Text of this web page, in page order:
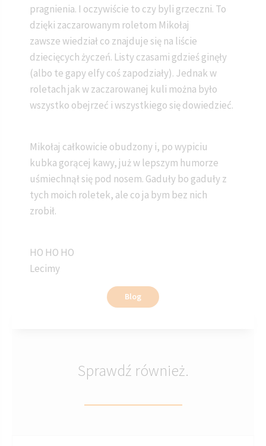
pragnienia. I oczywiście to czy byli grzeczni. To
dzięki zaczarowanym roletom Mikołaj
zawsze wiedział co znajduje się na liście
dziecięcych życzeń. Listy czasami gdzieś ginęły
(albo te gapy elfy coś zapodziały). Jednak w
roletach jak w zaczarowanej kuli można było
wszystko obejrzeć i wszystkiego się dowiedzieć.
Mikołaj całkowicie obudzony i, po wypiciu
kubka gorącej kawy, już w lepszym humorze
uśmiechnął się pod nosem. Gaduły bo gaduły z
tych moich roletek, ale co ja bym bez nich
zrobił.
HO HO HO
Lecimy
Blog
Sprawdź również.